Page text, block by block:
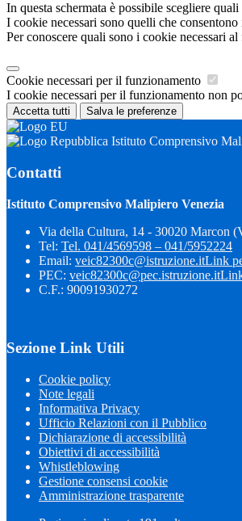
In questa schermata è possibile scegliere
I cookie necessari sono quelli che
Per conoscere quali sono i cookie necessari
Cookie necessari per il funzionamento
I cookie necessari per il funzionamento non
Accetta tutti Salva le preferenze
Istituto Comprensivo
Contatti
Istituto Comprensivo Malipiero Venezia
Via della Cultura, 14 - 30020 Marcon
Tel: Tel. 041/4569598 – 041/5952224
Email: veic82300c@istruzione.itLink
PEC: veic82300c@pec.istruzione.it
C.F.: 90091930272
Sezione Link Utili
Cookie policy
Note legali
Informativa Privacy
Ufficio Relazioni con il Pubblico
Dichiarazione di accessibilità
Obiettivi di accessibilità
Whistleblowing
Gestione consensi cookie
Amministrazione trasparente